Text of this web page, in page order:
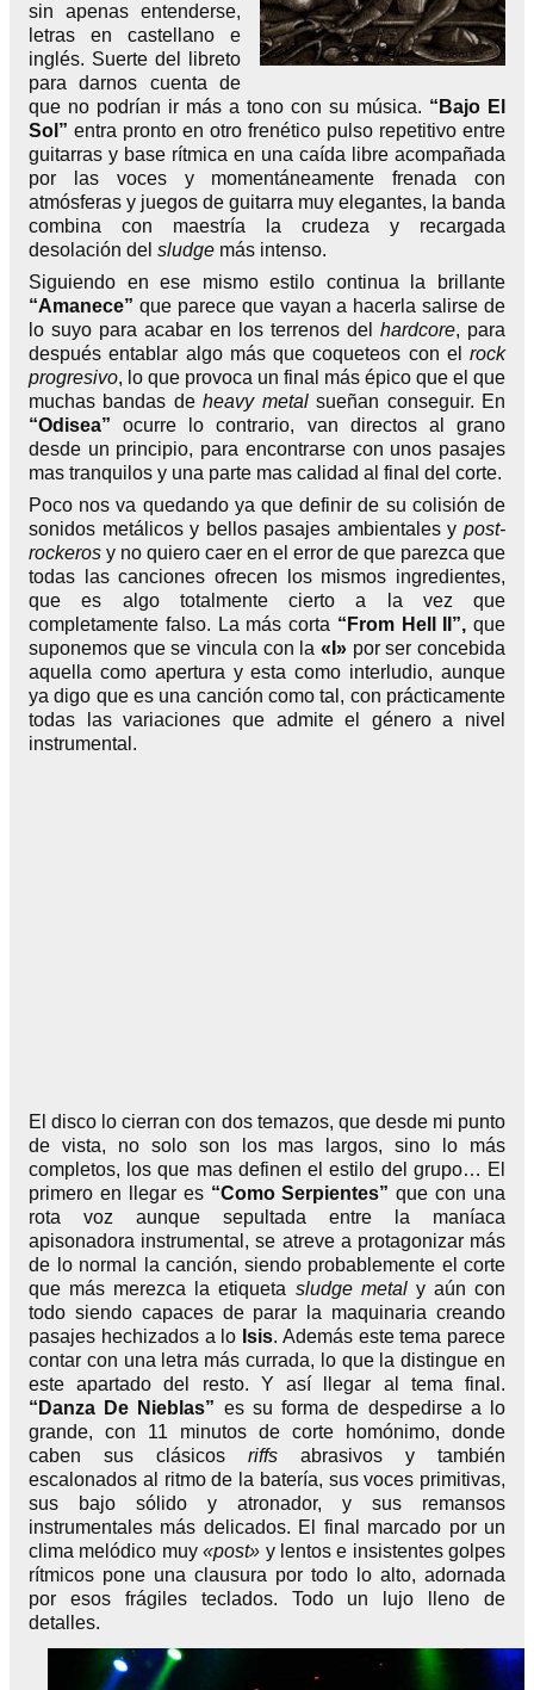
sin apenas entenderse,
letras en castellano e
inglés. Suerte del libreto
para darnos cuenta de
que no podrían ir más a tono con su música. “Bajo El
Sol” entra pronto en otro frenético pulso repetitivo entre
guitarras y base rítmica en una caída libre acompañada
por las voces y momentáneamente frenada con
atmósferas y juegos de guitarra muy elegantes, la banda
combina con maestría la crudeza y recargada
desolación del sludge más intenso.
Siguiendo en ese mismo estilo continua la brillante
“Amanece” que parece que vayan a hacerla salirse de
lo suyo para acabar en los terrenos del hardcore, para
después entablar algo más que coqueteos con el rock
progresivo, lo que provoca un final más épico que el que
muchas bandas deheavy metalsueñan conseguir. En
“Odisea” ocurre lo contrario, van directos al grano
desde un principio, para encontrarse con unos pasajes
mas tranquilos y una parte mas calidad al final del corte.
Poco nos va quedando ya que definir de su colisión de
sonidos metálicos y bellos pasajes ambientales y post-
rockeros y no quiero caer en el error de que parezca que
todas las canciones ofrecen los mismos ingredientes,
que es algo totalmente cierto a la vez que
completamente falso. La más corta “From Hell II”, que
suponemos que se vincula con la «I» por ser concebida
aquella como apertura y esta como interludio, aunque
ya digo que es una canción como tal, con prácticamente
todas las variaciones que admite el género a nivel
instrumental.
El disco lo cierran con dos temazos, que desde mi punto
de vista, no solo son los mas largos, sino lo más
completos, los que mas definen el estilo del grupo… El
primero en llegar es “Como Serpientes” que con una
rota voz aunque sepultada entre la maníaca
apisonadora instrumental, se atreve a protagonizar más
de lo normal la canción, siendo probablemente el corte
que más merezca la etiqueta sludge metaly aún con
todo siendo capaces de parar la maquinaria creando
pasajes hechizados a lo Isis. Además este tema parece
contar con una letra más currada, lo que la distingue en
este apartado del resto. Y así llegar al tema final.
“Danza De Nieblas” es su forma de despedirse a lo
grande, con 11 minutos de corte homónimo, donde
caben sus clásicos riffs abrasivos y también
escalonados al ritmo de la batería, sus voces primitivas,
sus bajo sólido y atronador, y sus remansos
instrumentales más delicados. El final marcado por un
clima melódico muy«post» y lentos e insistentes golpes
rítmicos pone una clausura por todo lo alto, adornada
por esos frágiles teclados. Todo un lujo lleno de
detalles.